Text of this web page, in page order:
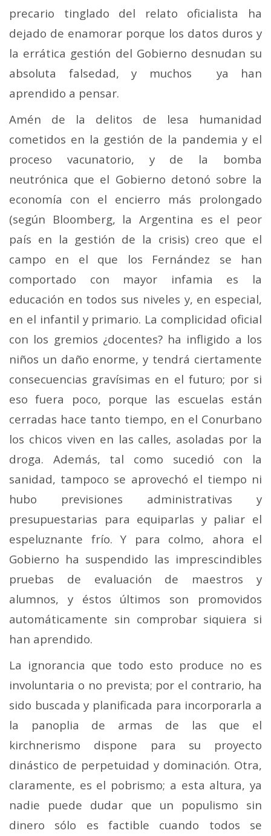
precario tinglado del relato oficialista ha
dejado de enamorar porque los datos duros y
la errática gestión del Gobierno desnudan su
absoluta falsedad, y muchos ya han
aprendido a pensar.
Amén de la delitos de lesa humanidad
cometidos en la gestión de la pandemia y el
proceso vacunatorio, y de la bomba
neutrónica que el Gobierno detonó sobre la
economía con el encierro más prolongado
(según Bloomberg, la Argentina es el peor
país en la gestión de la crisis) creo que el
campo en el que los Fernández se han
comportado con mayor infamia es la
educación en todos sus niveles y, en especial,
en el infantil y primario. La complicidad oficial
con los gremios ¿docentes? ha infligido a los
niños un daño enorme, y tendrá ciertamente
consecuencias gravísimas en el futuro; por si
eso fuera poco, porque las escuelas están
cerradas hace tanto tiempo, en el Conurbano
los chicos viven en las calles, asoladas por la
droga. Además, tal como sucedió con la
sanidad, tampoco se aprovechó el tiempo ni
hubo previsiones administrativas y
presupuestarias para equiparlas y paliar el
espeluznante frío. Y para colmo, ahora el
Gobierno ha suspendido las imprescindibles
pruebas de evaluación de maestros y
alumnos, y éstos últimos son promovidos
automáticamente sin comprobar siquiera si
han aprendido.
La ignorancia que todo esto produce no es
involuntaria o no prevista; por el contrario, ha
sido buscada y planificada para incorporarla a
la panoplia de armas de las que el
kirchnerismo dispone para su proyecto
dinástico de perpetuidad y dominación. Otra,
claramente, es el pobrismo; a esta altura, ya
nadie puede dudar que un populismo sin
dinero sólo es factible cuando todos se